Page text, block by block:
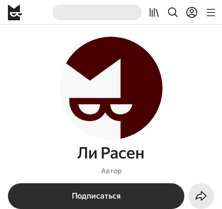
Ли Расен
Автор
Подписаться